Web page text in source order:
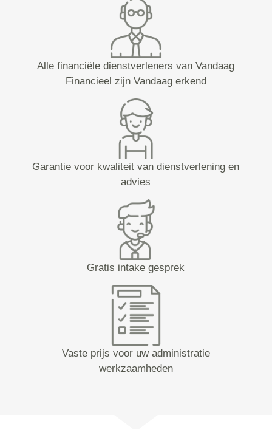
Alle financiële dienstverleners van Vandaag
Financieel zijn Vandaag erkend
Garantie voor kwaliteit van dienstverlening en
advies
Gratis intake gesprek
Vaste prijs voor uw administratie
werkzaamheden